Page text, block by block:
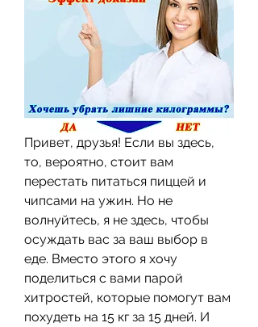
Привет, друзья! Если вы здесь,
то, вероятно, стоит вам
перестать питаться пиццей и
чипсами на ужин. Но не
волнуйтесь, я не здесь, чтобы
осуждать вас за ваш выбор в
еде. Вместо этого я хочу
поделиться с вами парой
хитростей, которые помогут вам
похудеть на 15 кг за 15 дней. И